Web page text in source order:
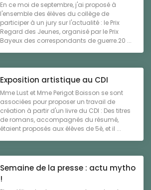
En ce moi de septembre, j'ai proposé à
l'ensemble des élèves du collège de
participer à un jury sur l'actualité : le Prix
Regard des Jeunes, organisé par le Prix
Bayeux des correspondants de guerre.20 ...
Exposition artistique au CDI
Mme Lust et Mme Perigot Boisson se sont
associées pour proposer un travail de
création à partir d'un livre du CDI : Des titres
de romans, accompagnés du résumé,
étaient proposés aux élèves de 5è, et il ...
Semaine de la presse : actu mytho
!